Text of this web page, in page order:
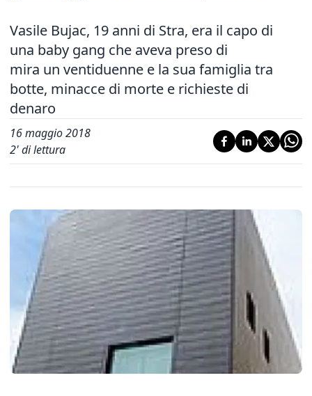
Vasile Bujac, 19 anni di Stra, era il capo di
una baby gang che aveva preso di
mira un ventiduenne e la sua famiglia tra
botte, minacce di morte e richieste di
denaro
16 maggio 2018
2' di lettura